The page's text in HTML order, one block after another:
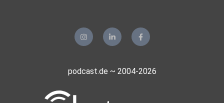
podcast.de ~ 2004-2026